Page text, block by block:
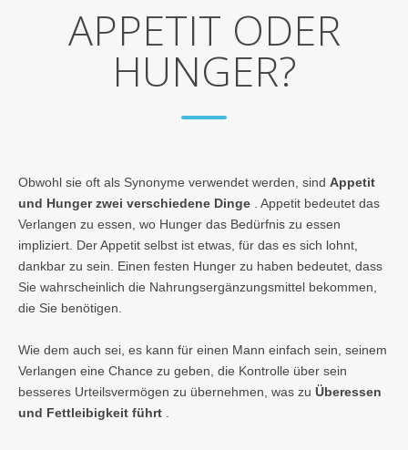
APPETIT ODER
HUNGER?
Obwohl sie oft als Synonyme verwendet werden, sind Appetit
und Hunger zwei verschiedene Dinge . Appetit bedeutet das
Verlangen zu essen, wo Hunger das Bedürfnis zu essen
impliziert. Der Appetit selbst ist etwas, für das es sich lohnt,
dankbar zu sein. Einen festen Hunger zu haben bedeutet, dass
Sie wahrscheinlich die Nahrungsergänzungsmittel bekommen,
die Sie benötigen.
Wie dem auch sei, es kann für einen Mann einfach sein, seinem
Verlangen eine Chance zu geben, die Kontrolle über sein
besseres Urteilsvermögen zu übernehmen, was zu Überessen
und Fettleibigkeit führt .